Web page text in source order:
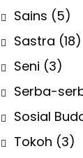
Sains (5)
Sastra (18)
Seni (3)
Serba-
Sosial
Tokoh (3)